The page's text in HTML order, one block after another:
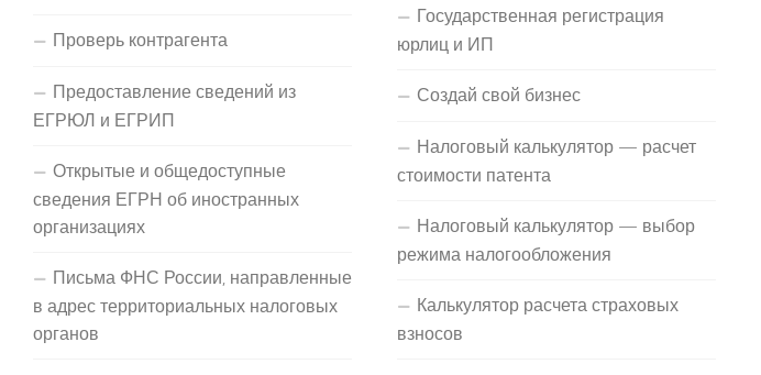
Проверь контрагента
Предоставление сведений из
ЕГРЮЛ и ЕГРИП
Открытые и общедоступные
сведения ЕГРН об иностранных
организациях
Письма ФНС России, направленные
в адрес территориальных налоговых
органов
Государственная регистрация
юрлиц и ИП
Создай свой бизнес
Налоговый калькулятор — расчет
стоимости патента
Налоговый калькулятор — выбор
режима налогообложения
Калькулятор расчета страховых
взносов